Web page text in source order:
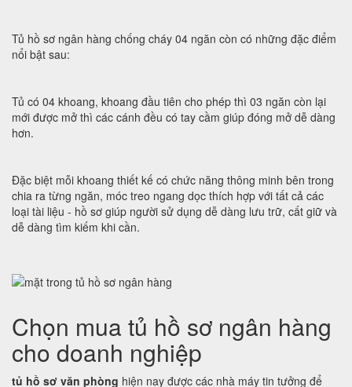
Tủ hồ sơ ngân hàng chống cháy 04 ngăn còn có những đặc điểm
nổi bật sau:
Tủ có 04 khoang, khoang đầu tiên cho phép thì 03 ngăn còn lại
mới được mở thì các cánh đều có tay cầm giúp đóng mở dễ dàng
hơn.
Đặc biệt mỗi khoang thiết kế có chức năng thông minh bên trong
chia ra từng ngăn, móc treo ngang dọc thích hợp với tất cả các
loại tài liệu - hồ sơ giúp người sử dụng dễ dàng lưu trữ, cất giữ và
dễ dàng tìm kiếm khi cần.
Chọn mua tủ hồ sơ ngân hàng
cho doanh nghiệp
tủ hồ sơ văn phòng hiện nay được các nhà máy tin tưởng để